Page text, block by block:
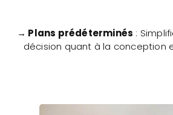
→ Plans prédéterminés :
décision quant à la conception